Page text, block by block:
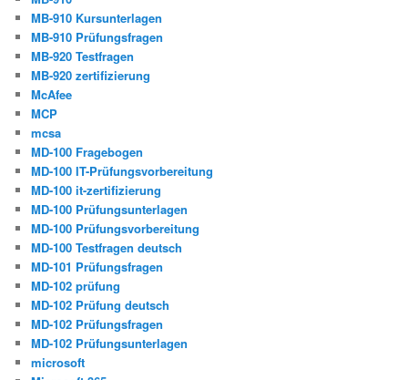
MB-910 Kursunterlagen
MB-910 Prüfungsfragen
MB-920 Testfragen
MB-920 zertifizierung
McAfee
MCP
mcsa
MD-100 Fragebogen
MD-100 IT-Prüfungsvorbereitung
MD-100 it-zertifizierung
MD-100 Prüfungsunterlagen
MD-100 Prüfungsvorbereitung
MD-100 Testfragen deutsch
MD-101 Prüfungsfragen
MD-102 prüfung
MD-102 Prüfung deutsch
MD-102 Prüfungsfragen
MD-102 Prüfungsunterlagen
microsoft